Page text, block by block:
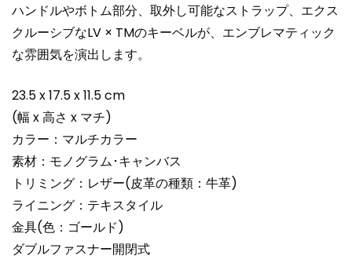
ハンドルやボトム部分、取外し可能なストラップ、エクス
クルーシブなLV × TMのキーベルが、エンブレマティック
な雰囲気を演出します。
23.5 x 17.5 x 11.5 cm
(幅 x 高さ x マチ)
カラー：マルチカラー
素材：モノグラム･キャンバス
トリミング：レザー(皮革の種類：牛革)
ライニング：テキスタイル
金具(色：ゴールド)
ダブルファスナー開閉式